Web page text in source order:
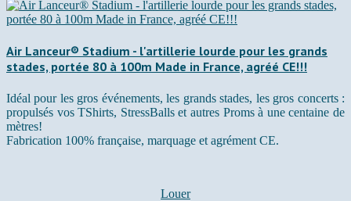
Air Lanceur® Stadium - l'artillerie lourde pour les grands
stades, portée 80 à 100m Made in France, agréé CE!!!
Idéal pour les gros événements, les grands stades, les gros concerts :
propulsés vos TShirts, StressBalls et autres Proms à une centaine de
mètres!
Fabrication 100% française, marquage et agrément CE.
Louer